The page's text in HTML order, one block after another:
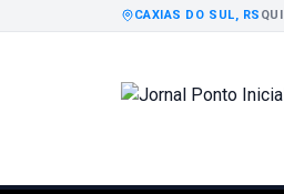
CAXIAS DO SUL, RS